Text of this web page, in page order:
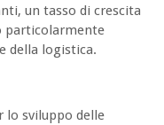
un tasso di crescita
particolarmente
della logistica.
lo sviluppo delle